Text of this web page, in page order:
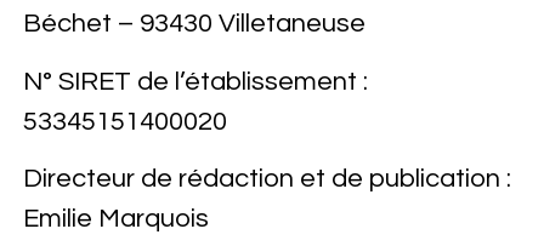
Béchet – 93430 Villetaneuse
N° SIRET de l’établissement :
53345151400020
Directeur de rédaction et de publication :
Emilie Marquois